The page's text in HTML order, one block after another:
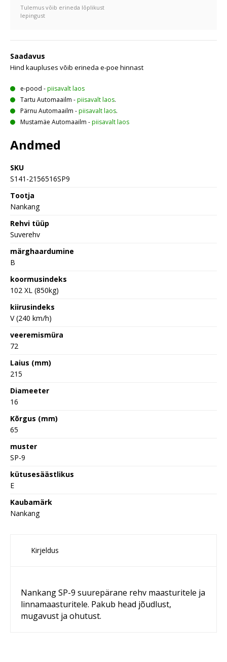
Tulemus võib erineda lõplikust
lepingust
Saadavus
Hind kaupluses võib erineda e-poe hinnast
e-pood -piisavalt laos
Tartu Automaailm -piisavalt laos.
Pärnu Automaailm -piisavalt laos.
Mustamäe Automaailm -piisavalt laos
Andmed
SKU
S141-2156516SP9
Tootja
Nankang
Rehvi tüüp
Suverehv
märghaardumine
B
koormusindeks
102 XL (850kg)
kiirusindeks
V (240 km/h)
veeremismüra
72
Laius (mm)
215
Diameeter
16
Kõrgus (mm)
65
muster
SP-9
kütusesäästlikus
E
Kaubamärk
Nankang
Kirjeldus
Nankang SP-9 suurepärane rehv maasturitele ja
linnamaasturitele. Pakub head jõudlust,
mugavust ja ohutust.